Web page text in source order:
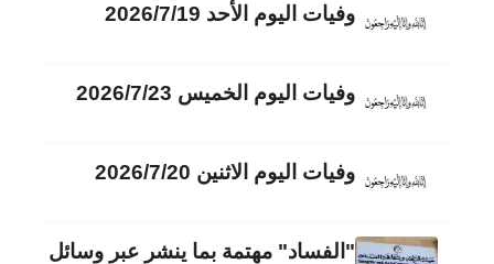
وفيات اليوم الأحد 2026/7/19
وفيات اليوم الخميس 2026/7/23
وفيات اليوم الاثنين 2026/7/20
"الفساد" مهتمة بما ينشر عبر وسائل